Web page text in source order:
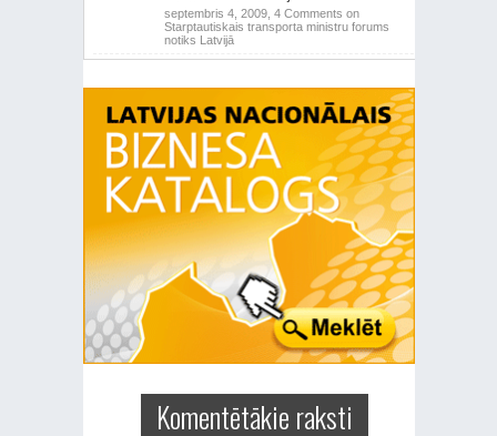
septembris 4, 2009, 4 Comments on
Starptautiskais transporta ministru forums
notiks Latvijā
Komentētākie raksti